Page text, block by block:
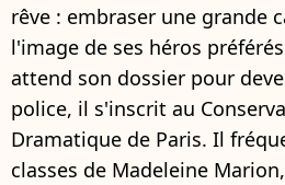
rêve : embraser une grande
l'image de ses héros
attend son dossier pour
police, il s'inscrit au
Dramatique de Paris. Il
classes de Madeleine